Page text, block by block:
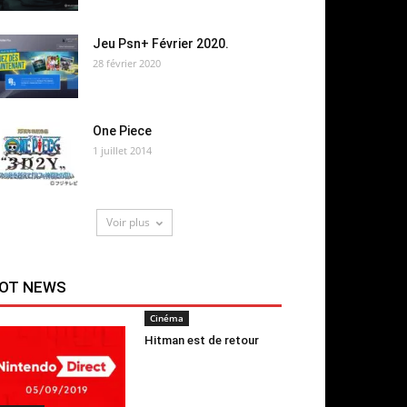
Jeu Psn+ Février 2020.
28 février 2020
One Piece
1 juillet 2014
Voir plus
NEWS
Cinéma
Hitman est de retour